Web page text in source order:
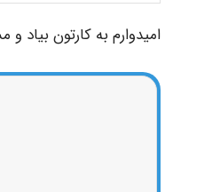
امیدوارم به کارتون بیاد